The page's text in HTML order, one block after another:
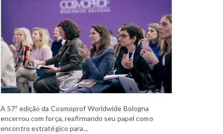
A 57ª edição da Cosmoprof Worldwide Bologna
encerrou com força, reafirmando seu papel como
encontro estratégico para...